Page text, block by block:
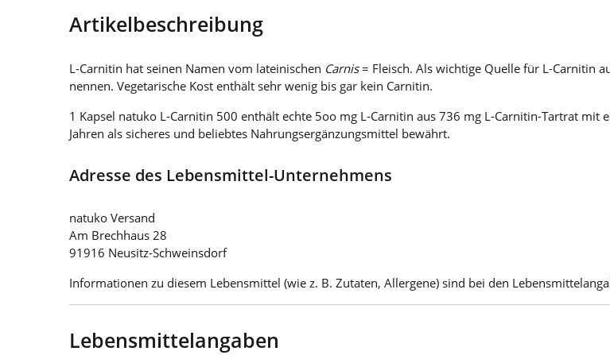
Artikelbeschreibung
L-Carnitin hat seinen Namen vom lateinischen Carnis= Fleisch. Als wichtige Quelle für L-Carnitin
nennen. Vegetarische Kost enthält sehr wenig bis gar kein Carnitin.
1 Kapsel natuko L-Carnitin 500 enthält echte 5oo mg L-Carnitin aus 736 mg L-Carnitin-Tartrat
Jahren als sicheres und beliebtes Nahrungsergänzungsmittel bewährt.
Adresse des Lebensmittel-Unternehmens
natuko Versand
Am Brechhaus 28
91916 Neusitz-Schweinsdorf
Informationen zu diesem Lebensmittel (wie z. B. Zutaten, Allergene) sind bei den
Lebensmittelangaben